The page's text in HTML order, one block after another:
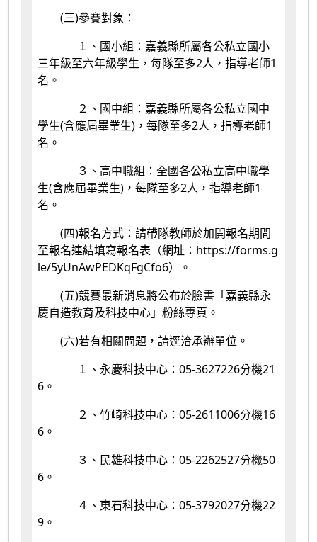
(三)參賽對象：
１、國小組：嘉義縣所屬各公私立國小
三年級至六年級學生，每隊至多2人，指導老師1
名。
２、國中組：嘉義縣所屬各公私立國中
學生(含應屆畢業生)，每隊至多2人，指導老師1
名。
３、高中職組：全國各公私立高中職學
生(含應屆畢業生)，每隊至多2人，指導老師1
名。
(四)報名方式：請帶隊教師於加開報名期間
至報名連結填寫報名表（網址：https://forms.g
le/5yUnAwPEDKqFgCfo6）。
(五)競賽最新消息將公布於臉書「嘉義縣永
慶自造教育及科技中心」粉絲專頁。
(六)若有相關問題，請逕洽承辦單位。
１、永慶科技中心：05-3627226分機21
6。
２、竹崎科技中心：05-2611006分機16
6。
３、民雄科技中心：05-2262527分機50
6。
４、東石科技中心：05-3792027分機22
9。